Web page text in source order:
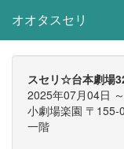
オオタスセリ
スセリ☆台本劇場
2025年07月04日
小劇場楽園 〒
一階